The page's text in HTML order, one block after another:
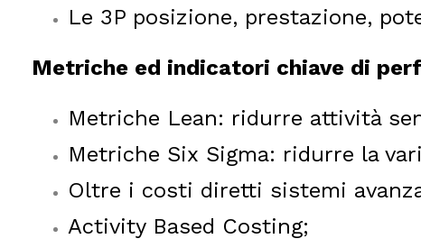
Le 3P posizione, prestazione,
Metriche ed indicatori chiave di
Metriche Lean: ridurre attività
Metriche Six Sigma: ridurre la
Oltre i costi diretti sistemi
Activity Based Costing;